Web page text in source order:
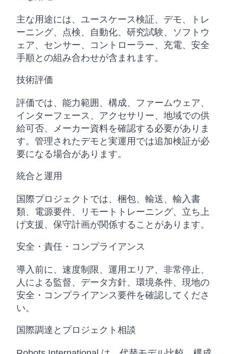
主な用途には、ユースケース検証、デモ、トレ
ーニング、点検、自動化、研究試験、ソフトウ
ェア、センサー、コントローラー、充電、安全
手順との組み合わせが含まれます。
技術評価
評価では、能力範囲、構成、ファームウェア、
インターフェース、アクセサリー、地域での供
給可否、メーカー資料を確認する必要がありま
す。管理されたデモと実運用では追加検証が必
要になる場合があります。
統合と運用
国際プロジェクトでは、梱包、輸送、輸入書
類、電源要件、リモートトレーニング、立ち上
げ支援、保守計画が関係することがあります。
安全・責任・コンプライアンス
導入前に、速度制限、運用エリア、非常停止、
人による監督、データ方針、環境条件、現地の
安全・コンプライアンス要件を確認してくださ
い。
国際調達とプロジェクト相談